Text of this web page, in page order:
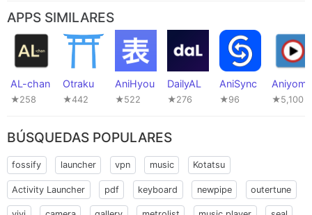
APPS SIMILARES
AL-chan
★258
Otraku
★442
AniHyou
★522
DailyAL
★276
AniSync
★96
Aniyomi
★5,100
BÚSQUEDAS POPULARES
fossify launcher vpn music Kotatsu
Activity Launcher pdf keyboard newpipe outertune